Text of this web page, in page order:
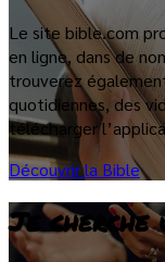
Le site bible.com
en ligne, dans de
trouverez
quotidiennes, des
télécharger
Découvrir la Bible
Je cherche